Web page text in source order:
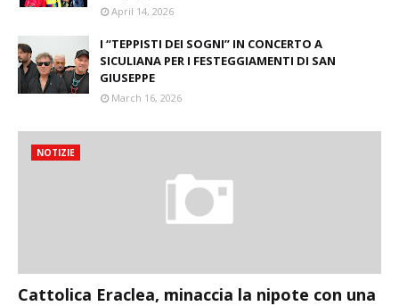
April 14, 2026
I “TEPPISTI DEI SOGNI” IN CONCERTO A
SICULIANA PER I FESTEGGIAMENTI DI SAN
GIUSEPPE
March 16, 2026
NOTIZIE
Cattolica Eraclea, minaccia la nipote con una